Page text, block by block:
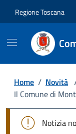
Regione Toscana
Home / Novità
Il Comune di
Notizia